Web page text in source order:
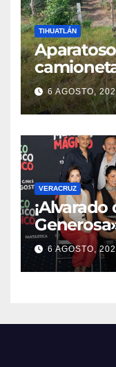
TIHUATLÁN
con
la
6 AGOSTO,
VERACRUZ
¡Alvarado
escenario
televisión
6 AGOSTO,